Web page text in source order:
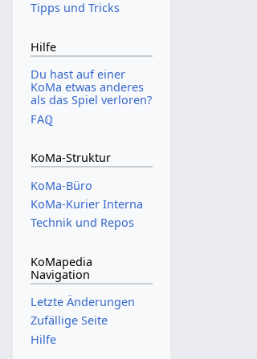
Tipps und Tricks
Hilfe
Du hast auf einer
KoMa etwas anderes
als das Spiel verloren?
FAℚ
KoMa-Struktur
KoMa-Büro
KoMa-Kurier Interna
Technik und Repos
KoMapedia
Navigation
Letzte Änderungen
Zufällige Seite
Hilfe